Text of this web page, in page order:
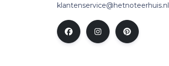
klantenservice@hetnoteerhuis.nl